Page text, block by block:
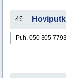
49.
Puh. 050 305 7793